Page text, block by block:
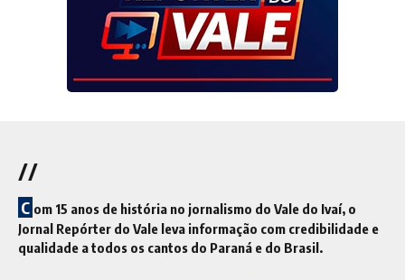
//
C om 15 anos de história no jornalismo do Vale do Ivaí, o
Jornal Repórter do Vale leva informação com credibilidade e
qualidade a todos os cantos do Paraná e do Brasil.